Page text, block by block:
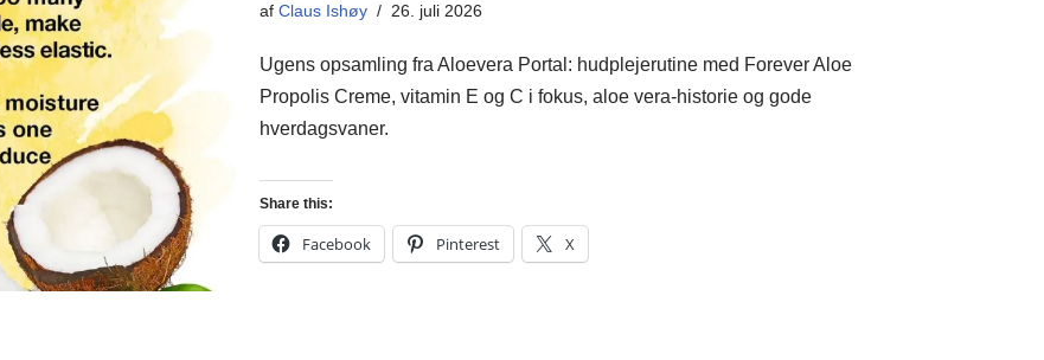
af Claus Ishøy 26. juli 2026
Ugens opsamling fra Aloevera Portal: hudplejerutine med Forever Aloe
Propolis Creme, vitamin E og C i fokus, aloe vera-historie og gode
hverdagsvaner.
Share this:
Facebook Pinterest X